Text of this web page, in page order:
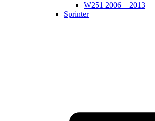
W251 2006 – 2013
Sprinter